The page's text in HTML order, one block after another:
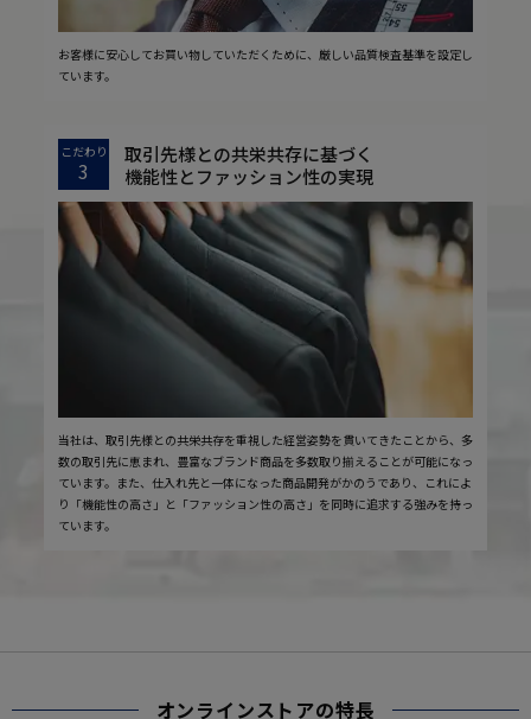
お客様に安心してお買い物していただくために、厳しい品質検査基準を設定し
ています。
こだわり
3
取引先様との共栄共存に基づく
機能性とファッション性の実現
当社は、取引先様との共栄共存を重視した経営姿勢を貫いてきたことから、多
数の取引先に恵まれ、豊富なブランド商品を多数取り揃えることが可能になっ
ています。また、仕入れ先と一体になった商品開発がかのうであり、これによ
り「機能性の高さ」と「ファッション性の高さ」を同時に追求する強みを持っ
ています。
オンラインストアの特長